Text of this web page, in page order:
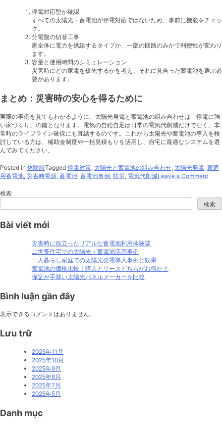
停電対応型か確認
すべての太陽光・蓄電池が停電対応ではないため、事前に機能をチェッ
ク。
分電盤の切替工事
家全体に電力を供給するタイプか、一部の回路のみかで利便性が変わり
ます。
容量と使用時間のシミュレーション
災害時にどの家電を優先するかを考え、それに見合った蓄電池を選ぶ必
要があります。
まとめ：災害時の安心を得るために
実際の事例を見てもわかるように、太陽光発電と蓄電池の組み合わせは「停電に強
い家づくり」の鍵となります。電気の自給自足は日常の電気代削減だけでなく、非
常時のライフライン確保にも直結するのです。これから太陽光や蓄電池の導入を検
討している方は、補助金制度や一括見積もりを活用し、自宅に最適なシステムを選
んでみてください。
Posted in 体験談Tagged 停電対策, 太陽光と蓄電池の組み合わせ, 太陽光発電, 家庭
用蓄電池, 災害時電源, 蓄電池, 蓄電池事例, 防災 , 電気代削減Leave a Commenton
時
に
検索
検索
Bài viết mới
災害時に役立ったリアルな蓄電池利用体験談
二世帯住宅での太陽光＋蓄電池活用事例
一人暮らし家庭での太陽光発電導入事例と効果
蓄電池の価格比較｜購入とリースどちらがお得か？
保証が手厚い太陽光パネルメーカーを比較
Bình luận gần đây
表示できるコメントはありません。
Lưu trữ
2025年11月
2025年10月
2025年9月
2025年8月
2025年7月
2025年5月
Danh mục